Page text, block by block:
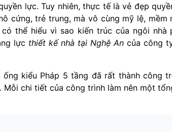
lực. Tuy nhiên, thực tế là vẻ đẹp
cứng, trẻ trung, mà vô cùng mỹ lệ, mềm
thể hiểu vì sao kiến trúc của ngôi
lực thiết kế nhà tại Nghệ An của công
kiểu Pháp 5 tầng đã rất thành công
chi tiết của công trình làm nên một